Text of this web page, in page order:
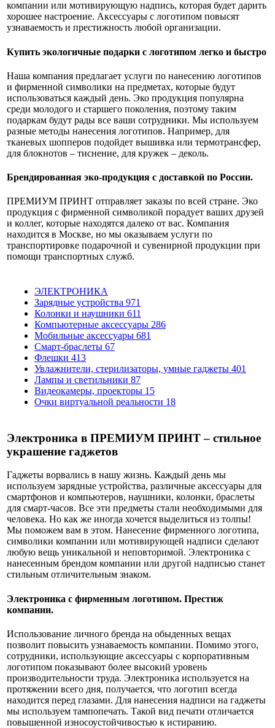
компании или мотивирующую надпись, которая будет дарить
хорошее настроение. Аксессуары с логотипом повысят
узнаваемость и престижность любой организации.
Купить экологичные подарки с логотипом легко и быстро
Наша компания предлагает услуги по нанесению логотипов
и фирменной символики на предметах, которые будут
использоваться каждый день. Эко продукция популярна
среди молодого и старшего поколения, поэтому таким
подаркам будут рады все ваши сотрудники. Мы используем
разные методы нанесения логотипов. Например, для
тканевых шопперов подойдет вышивка или термотрансфер,
для блокнотов – тиснение, для кружек – деколь.
Брендированная эко-продукция с доставкой по России.
ПРЕМИУМ ПРИНТ отправляет заказы по всей стране. Эко
продукция с фирменной символикой порадует ваших друзей
и коллег, которые находятся далеко от вас. Компания
находится в Москве, но мы оказываем услуги по
транспортировке подарочной и сувенирной продукции при
помощи транспортных служб.
ЭЛЕКТРОНИКА
Зарядные устройства 971
Колонки и наушники 611
Компьютерные аксессуары 286
Мобильные аксессуары 681
Смарт-браслеты 67
Флешки 413
Увлажнители, стерилизаторы, умные гаджеты 401
Лампы и светильники 87
Видеокамеры, проекторы 15
Очки виртуальной реальности 18
Электроника в ПРЕМИУМ ПРИНТ – стильное
украшение гаджетов
Гаджеты ворвались в нашу жизнь. Каждый день мы
используем зарядные устройства, различные аксессуары для
смартфонов и компьютеров, наушники, колонки, браслеты
для смарт-часов. Все эти предметы стали необходимыми для
человека. Но как же иногда хочется выделиться из толпы!
Мы поможем вам в этом. Нанесение фирменного логотипа,
символики компании или мотивирующей надписи сделают
любую вещь уникальной и неповторимой. Электроника с
нанесенным брендом компании или другой надписью станет
стильным отличительным знаком.
Электроника с фирменным логотипом. Престиж
компании.
Использование личного бренда на обыденных вещах
позволит повысить узнаваемость компании. Помимо этого,
сотрудники, использующие аксессуары с корпоративным
логотипом показывают более высокий уровень
производительности труда. Электроника используется на
протяжении всего дня, получается, что логотип всегда
находится перед глазами. Для нанесения надписи на гаджеты
мы используем тампопечать. Такой вид печати отличается
повышенной износоустойчивостью к истиранию.